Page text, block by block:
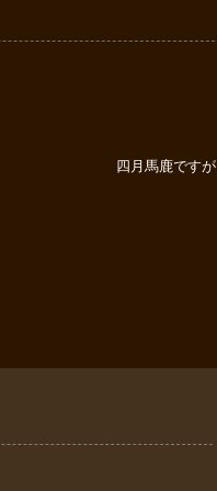
四月馬鹿ですが